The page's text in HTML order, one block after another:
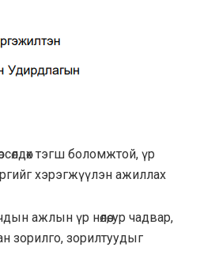
тэгш боломжтой, үр
хэрэгжүүлэн ажиллах
ажлын үр нөлөө, ур чадвар,
зорилго, зорилтуудыг